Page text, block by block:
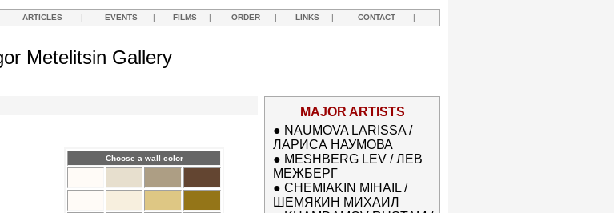
ARTICLES | EVENTS | FILMS | ORDER | LINKS | CONTACT |
Metelitsin Gallery
Choose a wall color
MAJOR ARTISTS
● NAUMOVA LARISSA /
ЛАРИСА НАУМОВА
● MESHBERG LEV / ЛЕВ
МЕЖБЕРГ
● CHEMIAKIN MIHAIL /
ШЕМЯКИН МИХАИЛ